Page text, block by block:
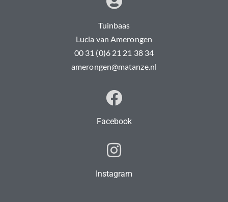
Tuinbaas
Lucia van Amerongen
00 31 (0)6 21 21 38 34
amerongen@matanze.nl
Facebook
Instagram